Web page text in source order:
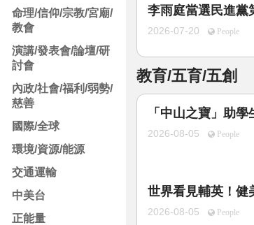
命理/信仰/宗教/宮廟/
教會
演講/發表會/論壇/研
討會
內政/社會/福利/弱勢/
慈善
國際/全球
環境/資源/能源
交通運輸
中美台
正能量
李雨庭當選民進
2026-07-20 People
教育/五育/五創
「中山之寶」助
2026-08-05 People
世界看見輔英！健
2026-08-05 People